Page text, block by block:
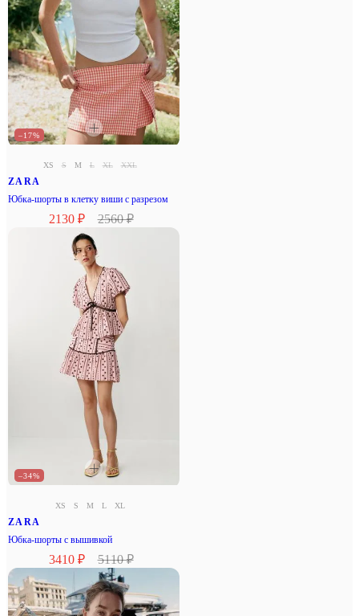
–17%
XS S M L XL XXL
ZARA
Юбка-шорты в клетку виши с разрезом
2130 ₽ 2560 ₽
–34%
XS S M L XL
ZARA
Юбка-шорты с вышивкой
3410 ₽ 5110 ₽